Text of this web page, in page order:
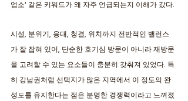
업소’ 같은 키워드가 왜 자주 언급되는지 이해가 갔다.
시설, 분위기, 응대, 청결, 위치까지 전반적인 밸런스
가 잘 잡혀 있어, 단순한 호기심 방문이 아니라 재방문
을 고려할 수 있는 요소들이 충분히 갖춰져 있었다. 특
히 강남권처럼 선택지가 많은 지역에서 이 정도의 완
성도를 유지한다는 점은 분명한 경쟁력이라고 느껴졌